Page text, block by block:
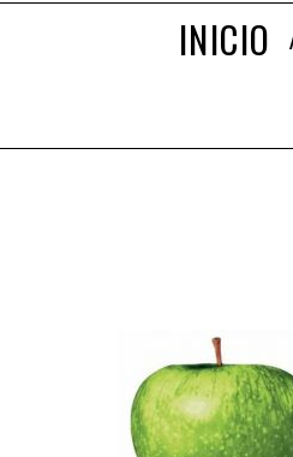
INICIO